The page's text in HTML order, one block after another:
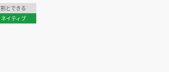
割とできる
ネイティブ